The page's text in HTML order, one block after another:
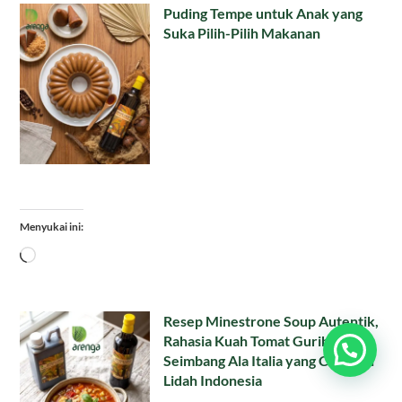
Puding Tempe untuk Anak yang
Suka Pilih-Pilih Makanan
Menyukai ini:
Memuat...
Resep Minestrone Soup Autentik,
Rahasia Kuah Tomat Gurih dan
Seimbang Ala Italia yang Cocok di
Lidah Indonesia